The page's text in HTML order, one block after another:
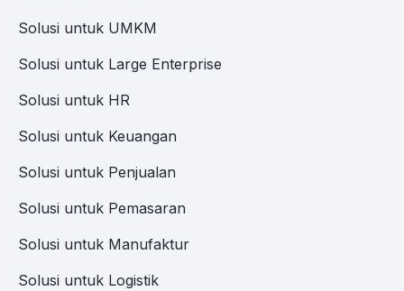
Solusi untuk UMKM
Solusi untuk Large Enterprise
Solusi untuk HR
Solusi untuk Keuangan
Solusi untuk Penjualan
Solusi untuk Pemasaran
Solusi untuk Manufaktur
Solusi untuk Logistik